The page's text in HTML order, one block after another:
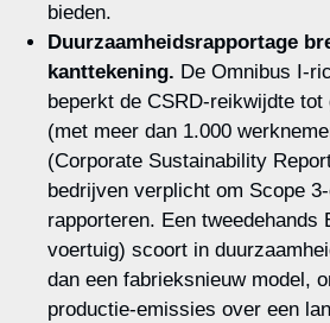
bieden.
Duurzaamheidsrapportage
kanttekening. De Omnibus
beperkt de CSRD‑reikwijdte
(met meer dan 1.000
(Corporate Sustainability
bedrijven verplicht om Scope
rapporteren. Een tweedehands
voertuig) scoort in
dan een fabrieksnieuw model,
productie‑emissies over een